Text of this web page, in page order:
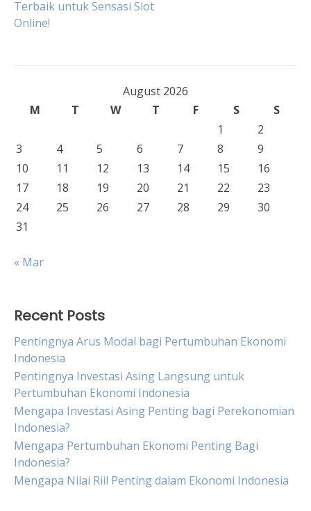
Terbaik untuk Sensasi Slot
Online!
August 2026
M
T W T F S
S
1
2
3
4 5 6 7 8
9
10
11 12 13 14 15
16
17
18 19 20 21 22
23
24
25 26 27 28 29
30
31
« Mar
Recent Posts
Pentingnya Arus Modal bagi Pertumbuhan Ekonomi
Indonesia
Pentingnya Investasi Asing Langsung untuk
Pertumbuhan Ekonomi Indonesia
Mengapa Investasi Asing Penting bagi Perekonomian
Indonesia?
Mengapa Pertumbuhan Ekonomi Penting Bagi
Indonesia?
Mengapa Nilai Riil Penting dalam Ekonomi Indonesia